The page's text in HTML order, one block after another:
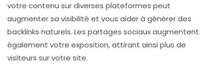
votre contenu sur diverses plateformes peut
augmenter sa visibilité et vous aider à générer des
backlinks naturels. Les partages sociaux augmentent
également votre exposition, attirant ainsi plus de
visiteurs sur votre site.